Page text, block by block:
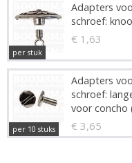
Adapters
schroef:
€ 1,63
per stuk
Adapters
schroef:
voor concho
€ 3,65
per 10 stuks